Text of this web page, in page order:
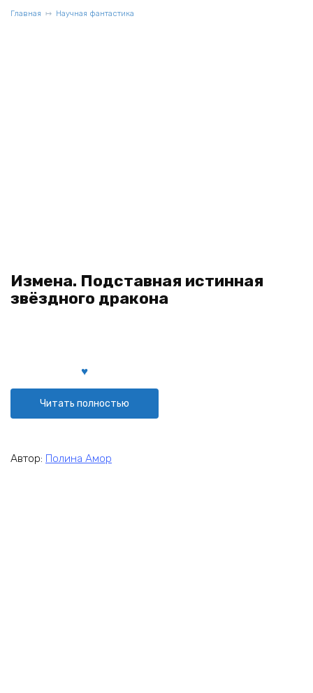
Главная Научная фантастика
Измена. Подставная истинная
звёздного дракона
Читать полностью
Автор: Полина Амор